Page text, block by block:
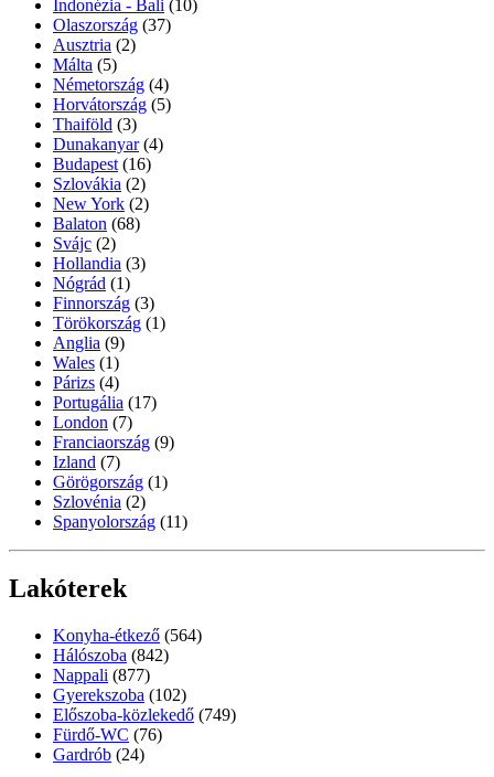
Indonézia - Bali (10)
Olaszország (37)
Ausztria (2)
Málta (5)
Németország (4)
Horvátország (5)
Thaiföld (3)
Dunakanyar (4)
Budapest (16)
Szlovákia (2)
New York (2)
Balaton (68)
Svájc (2)
Hollandia (3)
Nógrád (1)
Finnország (3)
Törökország (1)
Anglia (9)
Wales (1)
Párizs (4)
Portugália (17)
London (7)
Franciaország (9)
Izland (7)
Görögország (1)
Szlovénia (2)
Spanyolország (11)
Lakóterek
Konyha-étkező (564)
Hálószoba (842)
Nappali (877)
Gyerekszoba (102)
Előszoba-közlekedő (749)
Fürdő-WC (76)
Gardrób (24)